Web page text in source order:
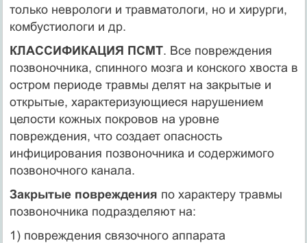
только неврологи и травматологи, но и хирурги,
комбустиологи и др.
КЛАССИФИКАЦИЯ ПСМТ. Все повреждения
позвоночника, спинного мозга и конского хвоста в
остром периоде травмы делят на закрытые и
открытые, характеризующиеся нарушением
целости кожных покровов на уровне
повреждения, что создает опасность
инфицирования позвоночника и содержимого
позвоночного канала.
Закрытые повреждения по характеру травмы
позвоночника подразделяют на:
1) повреждения связочного аппарата